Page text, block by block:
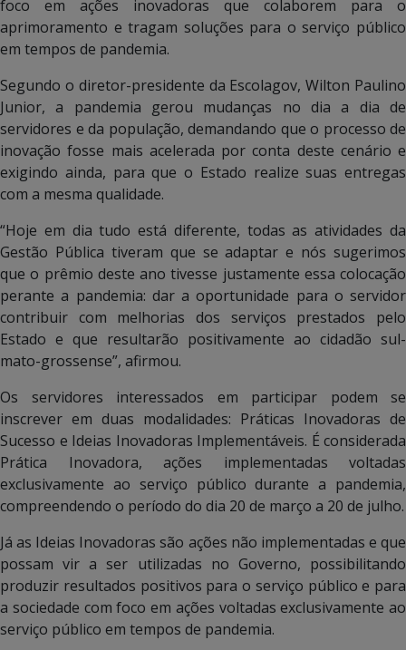
foco em ações inovadoras que colaborem para o
aprimoramento e tragam soluções para o serviço público
em tempos de pandemia.
Segundo o diretor-presidente da Escolagov, Wilton Paulino
Junior, a pandemia gerou mudanças no dia a dia de
servidores e da população, demandando que o processo de
inovação fosse mais acelerada por conta deste cenário e
exigindo ainda, para que o Estado realize suas entregas
com a mesma qualidade.
“Hoje em dia tudo está diferente, todas as atividades da
Gestão Pública tiveram que se adaptar e nós sugerimos
que o prêmio deste ano tivesse justamente essa colocação
perante a pandemia: dar a oportunidade para o servidor
contribuir com melhorias dos serviços prestados pelo
Estado e que resultarão positivamente ao cidadão sul-
mato-grossense”, afirmou.
Os servidores interessados em participar podem se
inscrever em duas modalidades: Práticas Inovadoras de
Sucesso e Ideias Inovadoras Implementáveis. É considerada
Prática Inovadora, ações implementadas voltadas
exclusivamente ao serviço público durante a pandemia,
compreendendo o período do dia 20 de março a 20 de julho.
Já as Ideias Inovadoras são ações não implementadas e que
possam vir a ser utilizadas no Governo, possibilitando
produzir resultados positivos para o serviço público e para
a sociedade com foco em ações voltadas exclusivamente ao
serviço público em tempos de pandemia.